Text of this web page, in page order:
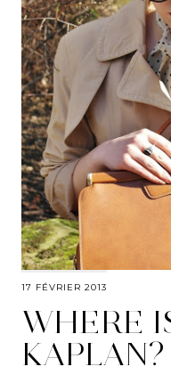
17 FÉVRIER 2013
WHERE
KAPLAN?